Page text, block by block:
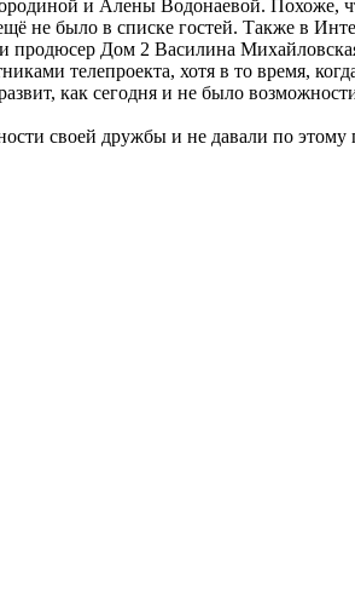
и Алены Водонаевой. Похоже,
не было в списке гостей. Также в
продюсер Дом 2 Василина
телепроекта, хотя в то время,
как сегодня и не было
своей дружбы и не давали по этому